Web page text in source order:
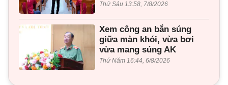
Thứ Sáu 13:58, 7/8/2026
Xem công an bắn súng
giữa màn khói, vừa bơi
vừa mang súng AK
Thứ Năm 16:44, 6/8/2026